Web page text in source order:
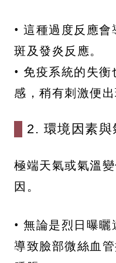
• 這種過度反應
斑及發炎反應。
• 免疫系統的失
感，稍有刺激便
2. 環境因素與
極端天氣或氣溫
因。
• 無論是烈日曝
導致臉部微絲血